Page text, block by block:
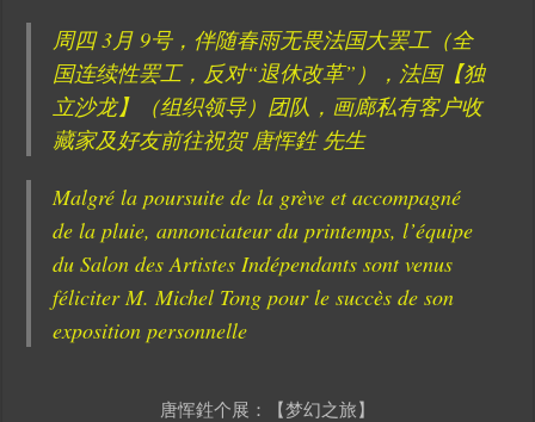
周四 3月 9号，伴随春雨无畏法国大罢工（全
国连续性罢工，反对“退休改革”），法国【独
立沙龙】（组织领导）团队，画廊私有客户收
藏家及好友前往祝贺 唐恽鉎 先生
Malgré la poursuite de la grève et accompagné
de la pluie, annonciateur du printemps, l’équipe
du Salon des Artistes Indépendants sont venus
féliciter M. Michel Tong pour le succès de son
exposition personnelle
唐恽鉎个展：【梦幻之旅】